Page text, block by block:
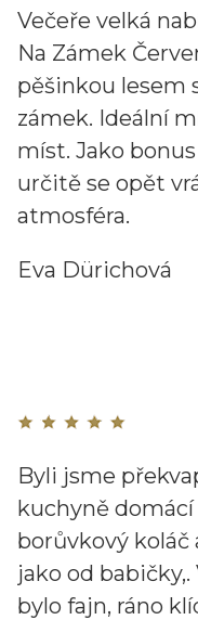
Večeře velká
Na Zámek
pěšinkou lesem
zámek. Ideální
míst. Jako
určitě se opět
atmosféra.
Eva Dürichová
Byli jsme
kuchyně
borůvkový koláč
jako od
bylo fajn, ráno